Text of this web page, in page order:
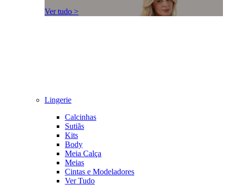
Ver tudo >
Lingerie
Calcinhas
Sutiãs
Kits
Body
Meia Calça
Meias
Cintas e Modeladores
Ver Tudo